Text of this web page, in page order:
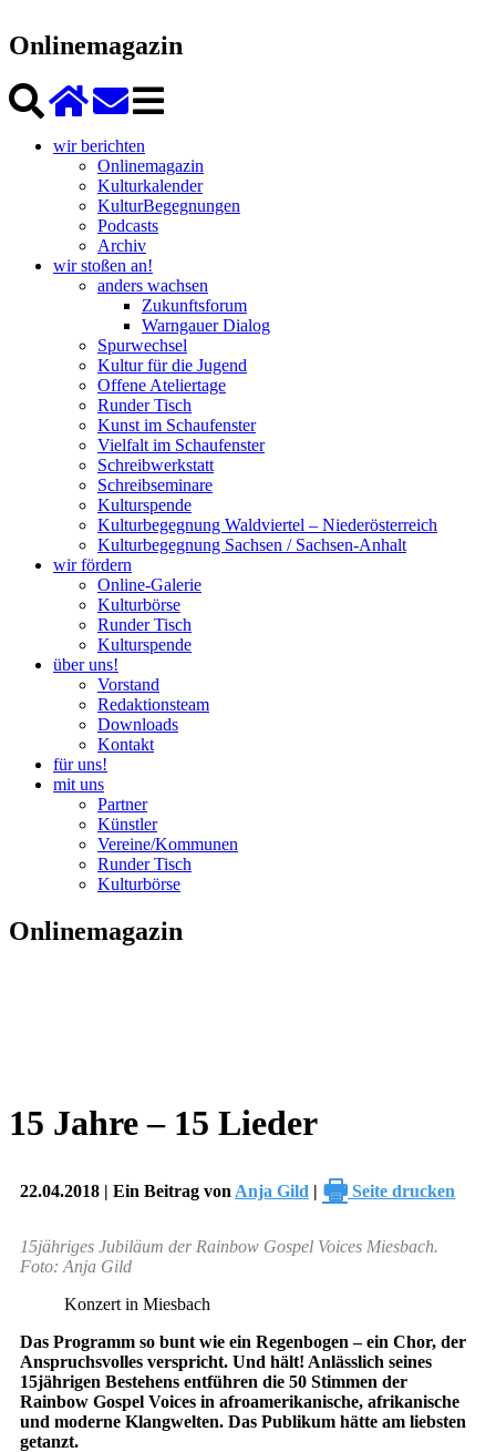
Onlinemagazin
wir berichten
Onlinemagazin
Kulturkalender
KulturBegegnungen
Podcasts
Archiv
wir stoßen an!
anders wachsen
Zukunftsforum
Warngauer Dialog
Spurwechsel
Kultur für die Jugend
Offene Ateliertage
Runder Tisch
Kunst im Schaufenster
Vielfalt im Schaufenster
Schreibwerkstatt
Schreibseminare
Kulturspende
Kulturbegegnung Waldviertel – Niederösterreich
Kulturbegegnung Sachsen / Sachsen-Anhalt
wir fördern
Online-Galerie
Kulturbörse
Runder Tisch
Kulturspende
über uns!
Vorstand
Redaktionsteam
Downloads
Kontakt
für uns!
mit uns
Partner
Künstler
Vereine/Kommunen
Runder Tisch
Kulturbörse
Onlinemagazin
15 Jahre – 15 Lieder
22.04.2018 | Ein Beitrag von Anja Gild | 🖶 Seite drucken
15jähriges Jubiläum der Rainbow Gospel Voices Miesbach.
Foto: Anja Gild
Konzert in Miesbach
Das Programm so bunt wie ein Regenbogen – ein Chor, der
Anspruchsvolles verspricht. Und hält! Anlässlich seines
15jährigen Bestehens entführen die 50 Stimmen der
Rainbow Gospel Voices in afroamerikanische, afrikanische
und moderne Klangwelten. Das Publikum hätte am liebsten
getanzt.